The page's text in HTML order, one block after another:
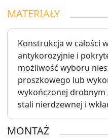
MATERIAŁY
Konstrukcja w całości
antykorozyjnie i
możliwość wyboru
proszkowego lub
wykończonej drobnym
stali nierdzewnej i
MONTAŻ